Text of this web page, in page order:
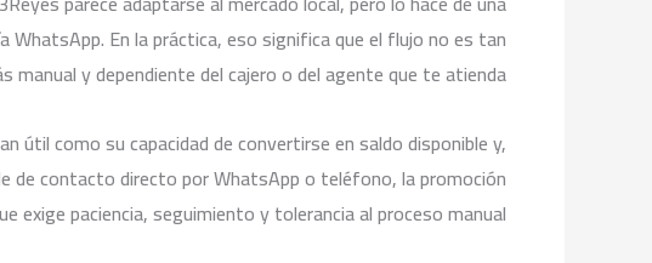
En la práctica, eso significa que el flujo no es tan
y dependiente del cajero o del agente que te atienda.
útil como su capacidad de convertirse en saldo disponible y,
de contacto directo por WhatsApp o teléfono, la promoción
paciencia, seguimiento y tolerancia al proceso manual.